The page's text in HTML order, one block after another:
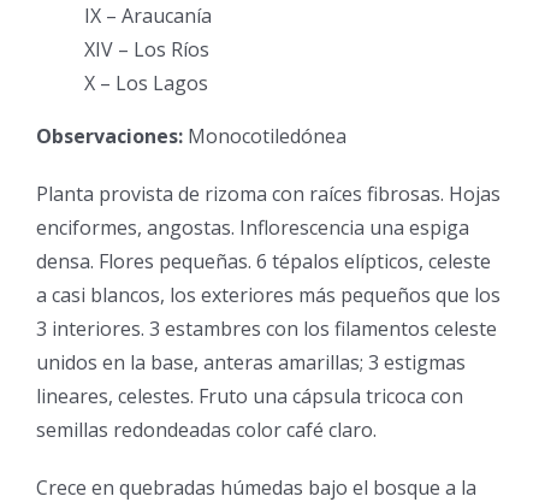
IX – Araucanía
XIV – Los Ríos
X – Los Lagos
Observaciones: Monocotiledónea
Planta provista de rizoma con raíces fibrosas. Hojas
enciformes, angostas. Inflorescencia una espiga
densa. Flores pequeñas. 6 tépalos elípticos, celeste
a casi blancos, los exteriores más pequeños que los
3 interiores. 3 estambres con los filamentos celeste
unidos en la base, anteras amarillas; 3 estigmas
lineares, celestes. Fruto una cápsula tricoca con
semillas redondeadas color café claro.
Crece en quebradas húmedas bajo el bosque a la